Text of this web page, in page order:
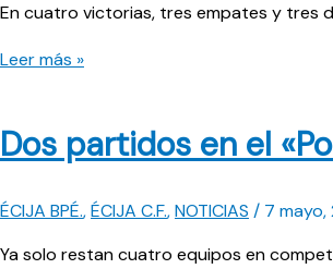
En cuatro victorias, tres empates y tres
Comienzan
los
resultados
positivos
Leer más »
Dos partidos en el
ÉCIJA BPÉ.,ÉCIJA C.F.,NOTICIAS / 7 mayo,
Ya solo restan cuatro equipos en